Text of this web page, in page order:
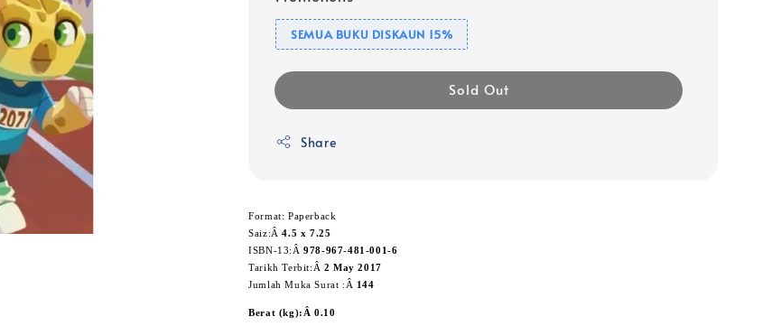
SEMUA BUKU DISKAUN 15%
Sold Out
Share
Format: Paperback
Saiz:Â4.5 x 7.25
ISBN-13:Â978-967-481-001-6
Tarikh Terbit:Â 2 May 2017
Jumlah Muka Surat :Â 144
Berat (kg):Â 0.10